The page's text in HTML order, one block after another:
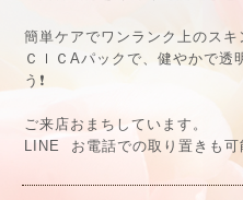
簡単ケアでワンランク上のスキ
ＣｌＣ A パックで、健やかで透
う ❗️
ご来店おまちしています。
LINE お電話での取り置きも可